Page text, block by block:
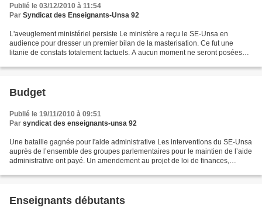
Publié le 03/12/2010 à 11:54
Par Syndicat des Enseignants-Unsa 92
L'aveuglement ministériel persiste Le ministère a reçu le SE-Unsa en
audience pour dresser un premier bilan de la masterisation. Ce fut une
litanie de constats totalement factuels. A aucun moment ne seront posées
Budget
Publié le 19/11/2010 à 09:51
Par syndicat des enseignants-unsa 92
Une bataille gagnée pour l'aide administrative Les interventions du SE-Unsa
auprès de l’ensemble des groupes parlementaires pour le maintien de l’aide
administrative ont payé. Un amendement au projet de loi de finances,
Enseignants débutants